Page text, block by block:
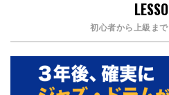
初心者から上級ま